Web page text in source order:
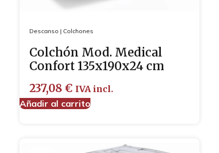
Descanso | Colchones
Colchón Mod. Medical
Confort 135x190x24 cm
237,08 € IVA incl.
Añadir al carrito